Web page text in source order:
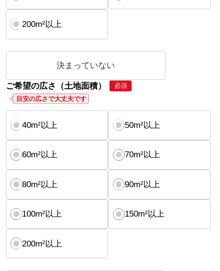
200m²以上
決まっていない
ご希望の広さ（土地面積）
必須
目安の広さで大丈夫です
40m²以上 50m²以上
60m²以上 70m²以上
80m²以上 90m²以上
100m²以上 150m²以上
200m²以上